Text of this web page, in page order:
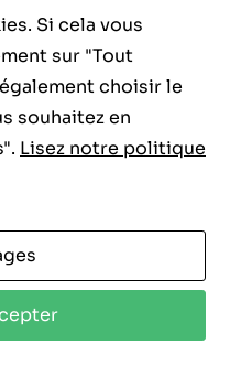
Si cela vous
sur "Tout
choisir le
souhaitez en
Lisez notre politique